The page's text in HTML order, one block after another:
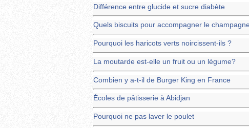
Différence entre glucide et sucre diabète
Quels biscuits pour accompagner le
Pourquoi les haricots verts noircissent-ils ?
La moutarde est-elle un fruit ou un légume?
Combien y a-t-il de Burger King en France
Écoles de pâtisserie à Abidjan
Pourquoi ne pas laver le poulet